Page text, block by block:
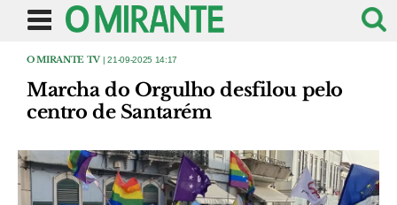
O MIRANTE TV | 21-09-2025 14:17
Marcha do Orgulho desfilou pelo
centro de Santarém